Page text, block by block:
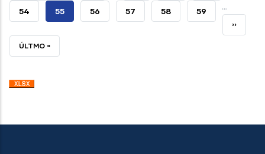
PÁGINA
ANTERIOR
PAGE
54
PÁGINA
55 PAGE
56 PAGE
57 PAGE
58 PAGE
59 …
››
ÚLTIMA
ÚLTMO »